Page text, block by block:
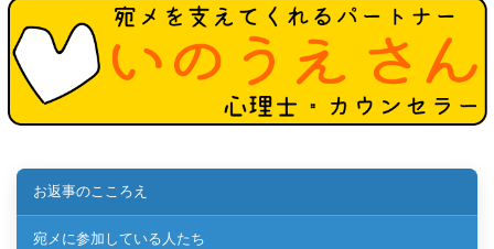
お返事のこころえ
宛メに参加している人たち